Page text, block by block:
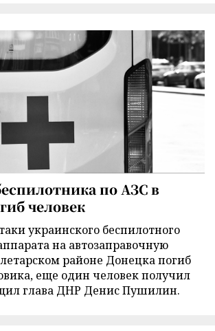
по АЗС в
человек
украинского беспилотного
на автозаправочную
районе Донецка погиб
еще один человек получил
глава ДНР Денис Пушилин.